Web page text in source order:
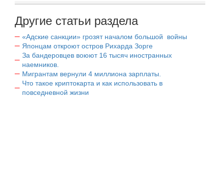
Другие статьи раздела
«Адские санкции» грозят началом большой войны
Японцам откроют остров Рихарда Зорге
За бандеровцев воюют 16 тысяч иностранных
наемников.
Мигрантам вернули 4 миллиона зарплаты.
Что такое криптокарта и как использовать в
повседневной жизни